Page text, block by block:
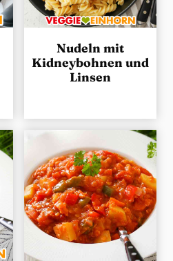
Nudeln mit
Kidneybohnen und
Linsen